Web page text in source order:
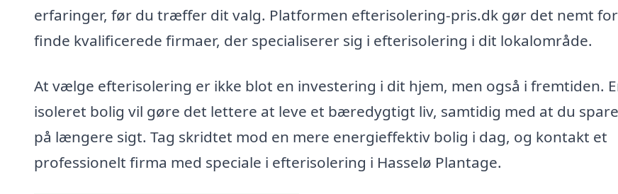
erfaringer, før du træffer dit valg. Platformen efterisolering-pris.dk gør det nemt
finde kvalificerede firmaer, der specialiserer sig i efterisolering i dit lokalområde.
At vælge efterisolering er ikke blot en investering i dit hjem, men også i fremtiden.
isoleret bolig vil gøre det lettere at leve et bæredygtigt liv, samtidig med at du
på længere sigt. Tag skridtet mod en mere energieffektiv bolig i dag, og kontakt et
professionelt firma med speciale i efterisolering i Hasselø Plantage.